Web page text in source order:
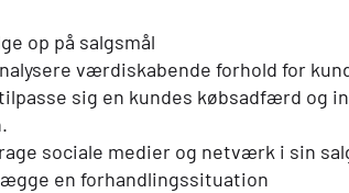
op på salgsmål
værdiskabende forhold for
sig en kundes købsadfærd og
sociale medier og netværk i sin
en forhandlingssituation